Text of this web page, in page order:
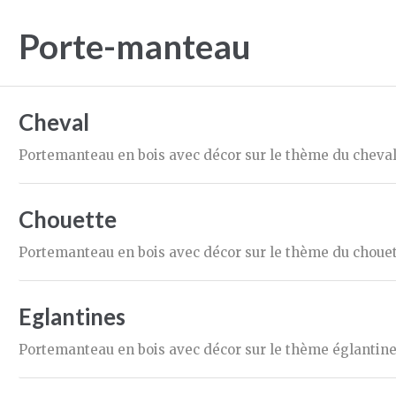
Porte-manteau
Cheval
Portemanteau en bois avec décor sur le thème du cheval
Chouette
Portemanteau en bois avec décor sur le thème du
Eglantines
Portemanteau en bois avec décor sur le thème